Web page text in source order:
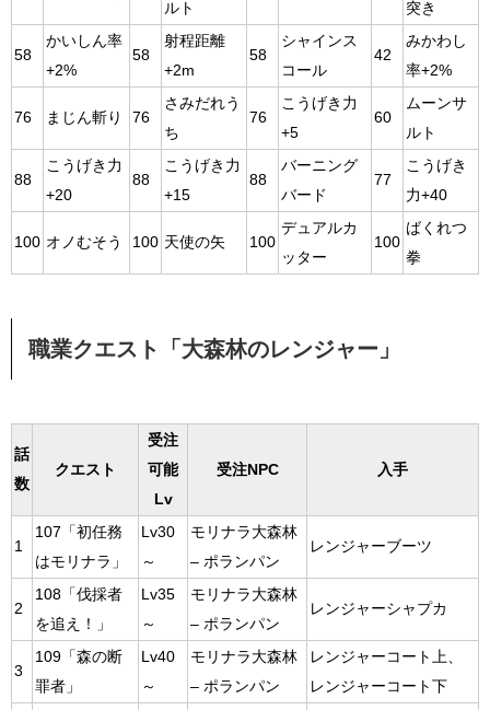
ルト
突き
58
かいしん率
+2%
58
射程距離
+2m
58
シャインス
コール
42
みかわし
率+2%
76 まじん斬り 76
さみだれう
ち
76
こうげき力
+5
60
ムーンサ
ルト
88
こうげき力
+20
88
こうげき力
+15
88
バーニング
バード
77
こうげき
力+40
100 オノむそう 100 天使の矢 100
デュアルカ
ッター
100
ばくれつ
拳
職業クエスト「大森林のレンジャー」
話
数
クエスト
受注
可能
Lv
受注NPC 入手
1
107「初任務
はモリナラ」
Lv30
～
モリナラ大森林
– ポランパン
レンジャーブーツ
2
108「伐採者
を追え！」
Lv35
～
モリナラ大森林
– ポランパン
レンジャーシャプカ
3
109「森の断
罪者」
Lv40
～
モリナラ大森林
– ポランパン
レンジャーコート上、
レンジャーコート下